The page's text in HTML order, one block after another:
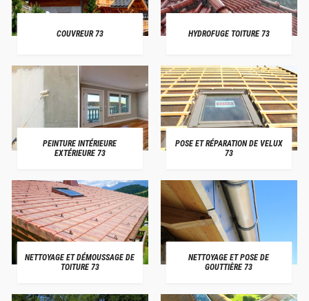
COUVREUR 73 HYDROFUGE TOITURE 73
PEINTURE INTÉRIEURE
EXTÉRIEURE 73
POSE ET RÉPARATION DE VELUX
73
NETTOYAGE ET DÉMOUSSAGE DE
TOITURE 73
NETTOYAGE ET POSE DE
GOUTTIÈRE 73